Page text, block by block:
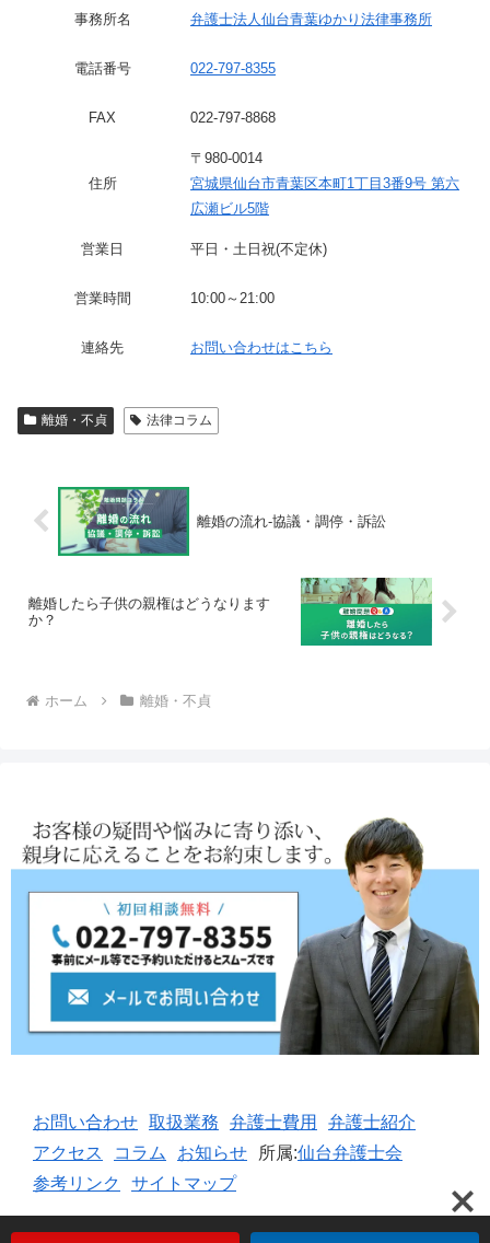
事務所名 弁護士法人仙台青葉ゆかり法律事務所
電話番号 022-797-8355
FAX 022-797-8868
住所
〒980-0014
宮城県仙台市青葉区本町1丁目3番9号 第六
広瀬ビル5階
営業日 平日・土日祝(不定休)
営業時間 10:00～21:00
連絡先 お問い合わせはこちら
離婚・不貞 法律コラム
離婚の流れ-協議・調停・訴訟
離婚したら子供の親権はどうなります
か？
ホーム 離婚・不貞
お問い合わせ 取扱業務 弁護士費用
弁護士紹介
アクセス
コラム お知らせ 所属:仙台弁護士会
参考リンク
サイトマップ